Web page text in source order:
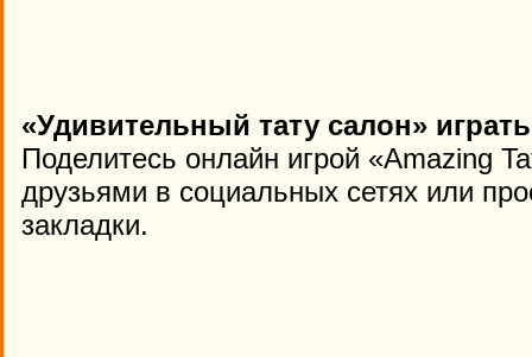
«Удивительный тату салон»
Поделитесь онлайн игрой «Amazing
друзьями в социальных сетях или
закладки.